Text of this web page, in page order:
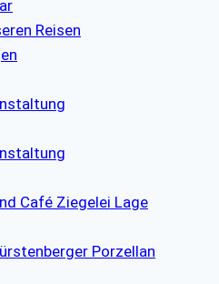
Reisen
Café Ziegelei Lage
Porzellan